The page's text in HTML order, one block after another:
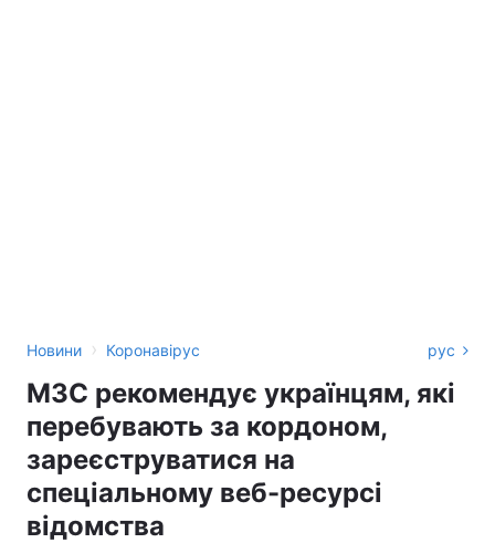
Новини › Коронавірус рус
МЗС рекомендує українцям, які
перебувають за кордоном,
зареєструватися на
спеціальному веб-ресурсі
відомства